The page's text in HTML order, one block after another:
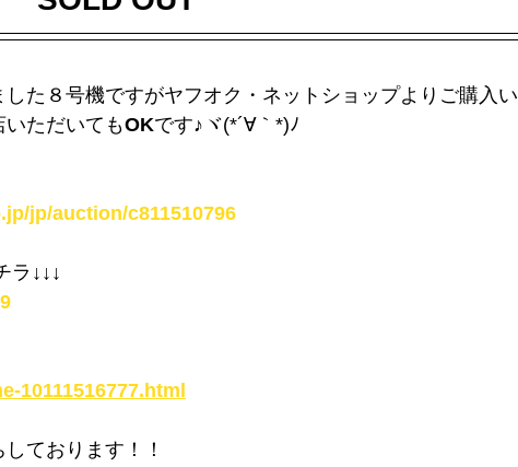
た８号機ですがヤフオク・ネットショップよりご購入い
ただいてもOKです♪ヾ(*´∀｀*)ﾉ
jp/auction/c811510796
ラ ↓↓↓
10111516777.html
ております！！